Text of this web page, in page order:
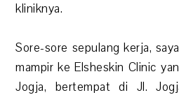
kliniknya.
Sore-sore sepulang kerja,
mampir ke Elsheskin Clinic
Jogja, bertempat di Jl.